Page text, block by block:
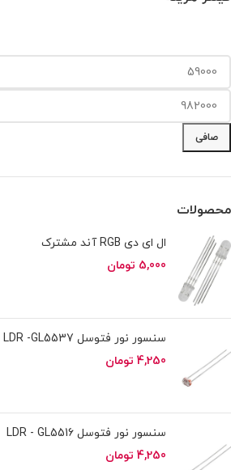
صافی
محصولات
ال ای دی RGB آند مشترک
5,000 تومان
سنسور نور فتوسل LDR -GL5537
4,250 تومان
سنسور نور فتوسل LDR - GL5516
4,250 تومان